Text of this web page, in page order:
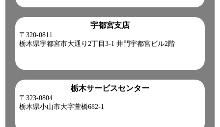
宇都宮支店
〒320-0811
栃木県宇都宮市大通り2丁目3-1 井門宇都宮ビル2階
栃木サービスセンター
〒323-0804
栃木県小山市大字萱橋682-1